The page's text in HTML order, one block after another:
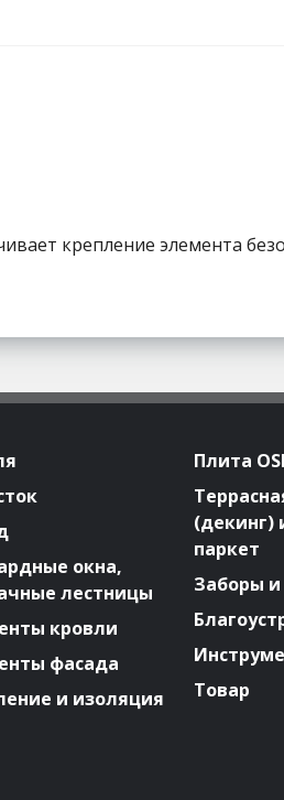
крепление элемента
окна,
лестницы
кровли
фасада
и изоляция
Плита
(декинг)
паркет
Заборы
Товар